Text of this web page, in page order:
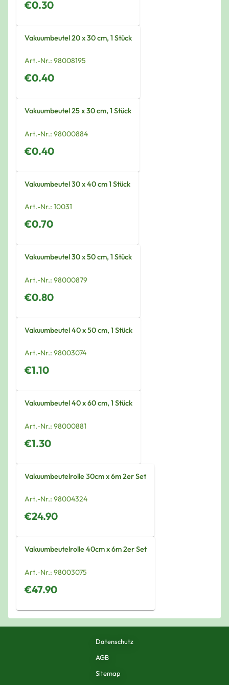
€0.30
Vakuumbeutel 20 x 30 cm, 1 Stück
Art.-Nr.: 98008195
€0.40
Vakuumbeutel 25 x 30 cm, 1 Stück
Art.-Nr.: 98000884
€0.40
Vakuumbeutel 30 x 40 cm 1 Stück
Art.-Nr.: 10031
€0.70
Vakuumbeutel 30 x 50 cm, 1 Stück
Art.-Nr.: 98000879
€0.80
Vakuumbeutel 40 x 50 cm, 1 Stück
Art.-Nr.: 98003074
€1.10
Vakuumbeutel 40 x 60 cm, 1 Stück
Art.-Nr.: 98000881
€1.30
Vakuumbeutelrolle 30cm x 6m 2er Set
Art.-Nr.: 98004324
€24.90
Vakuumbeutelrolle 40cm x 6m 2er Set
Art.-Nr.: 98003075
€47.90
Datenschutz
AGB
Sitemap